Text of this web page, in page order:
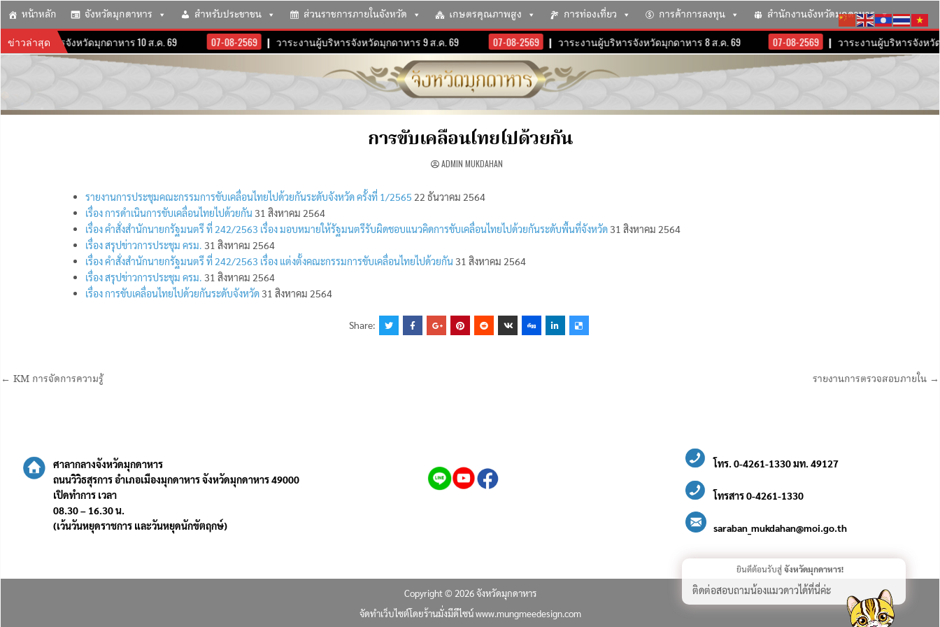
หน้าหลัก จังหวัดมุกดาหาร สำหรับประชาชน ส่วนราชการภายในจังหวัด เกษตรคุณภาพสูง การท่องเที่ยว การค้าการลงทุน สำนักงานจังหวัดมุกดาหาร
ข่าวล่าสุด
งานผู้บริหารจังหวัดมุกดาหาร 10 ส.ค. 69 07-08-2569 วาระงานผู้บริหารจังหวัดมุกดาหาร 9 ส.ค. 69 07-08-2569 วาระงานผู้บริหารจังหวัดมุกดาหาร 8 ส.ค. 69 07-08-2569 วาระงานผู้บริหารจังหวัด
การขับเคลื่อนไทยไปด้วยกัน
ADMIN MUKDAHAN
รายงานการประชุมคณะกรรมการขับเคลื่อนไทยไปด้วยกันระดับจังหวัด ครั้งที่ 1/2565 22 ธันวาคม 2564
เรื่อง การดำเนินการขับเคลื่อนไทยไปด้วยกัน 31 สิงหาคม 2564
เรื่อง คำสั่งสำนักนายกรัฐมนตรี ที่ 242/2563 เรื่อง มอบหมายให้รัฐมนตรีรับผิดชอบแนวคิดการขับเคลื่อนไทยไปด้วยกันระดับพื้นที่จังหวัด 31 สิงหาคม 2564
เรื่อง สรุปข่าวการประชุม ครม. 31 สิงหาคม 2564
เรื่อง คำสั่งสำนักนายกรัฐมนตรี ที่ 242/2563 เรื่อง แต่งตั้งคณะกรรมการขับเคลื่อนไทยไปด้วยกัน 31 สิงหาคม 2564
เรื่อง สรุปข่าวการประชุม ครม. 31 สิงหาคม 2564
เรื่อง การขับเคลื่อนไทยไปด้วยกันระดับจังหวัด 31 สิงหาคม 2564
Share:
← KM การจัดการความรู้ รายงานการตรวจสอบภายใน →
ศาลากลางจังหวัดมุกดาหาร
ถนนวิวิธสุรการ อำเภอเมืองมุกดาหาร จังหวัดมุกดาหาร 49000
เปิดทำการ เวลา
08.30 – 16.30 น.
(เว้นวันหยุดราชการ และวันหยุดนักขัตฤกษ์)
โทร. 0-4261-1330 มท. 49127
โทรสาร 0-4261-1330
saraban_mukdahan@moi.go.th
Copyright © 2026 จังหวัดมุกดาหาร
จัดทำเว็บไซต์โดยร้านมั่งมีดีไซน์ www.mungmeedesign.com
ยินดีต้อนรับสู่จังหวัดมุกดาหาร!
ติดต่อสอบถามน้องแมวดาวได้ที่นี่ค่ะ